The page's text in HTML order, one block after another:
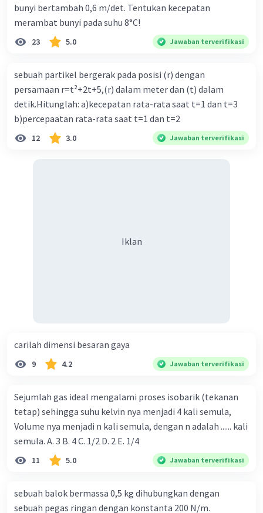
bunyi bertambah 0,6 m/det. Tentukan kecepatan
merambat bunyi pada suhu 8°C!
23 5.0 Jawaban terverifikasi
sebuah partikel bergerak pada posisi (r) dengan
persamaan r=t²+2t+5,(r) dalam meter dan (t) dalam
detik.Hitunglah: a)kecepatan rata-rata saat t=1 dan t=3
b)percepaatan rata-rata saat t=1 dan t=2
12 3.0 Jawaban terverifikasi
Iklan
carilah dimensi besaran gaya
9 4.2 Jawaban terverifikasi
Sejumlah gas ideal mengalami proses isobarik (tekanan
tetap) sehingga suhu kelvin nya menjadi 4 kali semula,
Volume nya menjadi n kali semula, dengan n adalah ...... kali
semula. A. 3 B. 4 C. 1/2 D. 2 E. 1/4
11 5.0 Jawaban terverifikasi
sebuah balok bermassa 0,5 kg dihubungkan dengan
sebuah pegas ringan dengan konstanta 200 N/m.